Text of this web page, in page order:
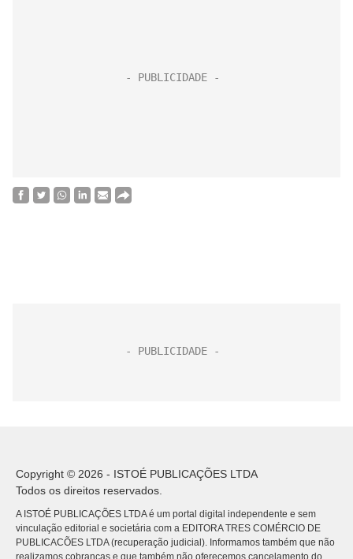
Copyright © 2026 - ISTOÉ PUBLICAÇÕES LTDA
Todos os direitos reservados.
A ISTOÉ PUBLICAÇÕES LTDA é um portal digital independente e sem
vinculação editorial e societária com a EDITORA TRES COMÉRCIO DE
PUBLICACÕES LTDA (recuperação judicial). Informamos também que não
realizamos cobranças e que também não oferecemos cancelamento do